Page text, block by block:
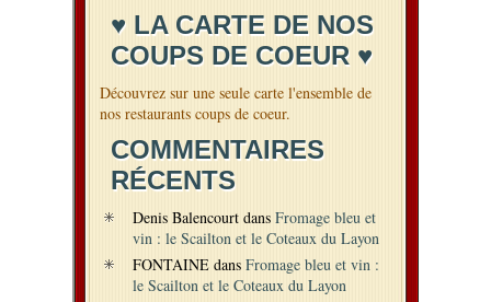
♥ LA CARTE DE NOS
COUPS DE COEUR ♥
Découvrez sur une seule carte l'ensemble de
nos restaurants coups de coeur.
COMMENTAIRES
RÉCENTS
Denis Balencourt dans Fromage bleu et
vin : le Scailton et le Coteaux du Layon
FONTAINE dans Fromage bleu et vin :
le Scailton et le Coteaux du Layon